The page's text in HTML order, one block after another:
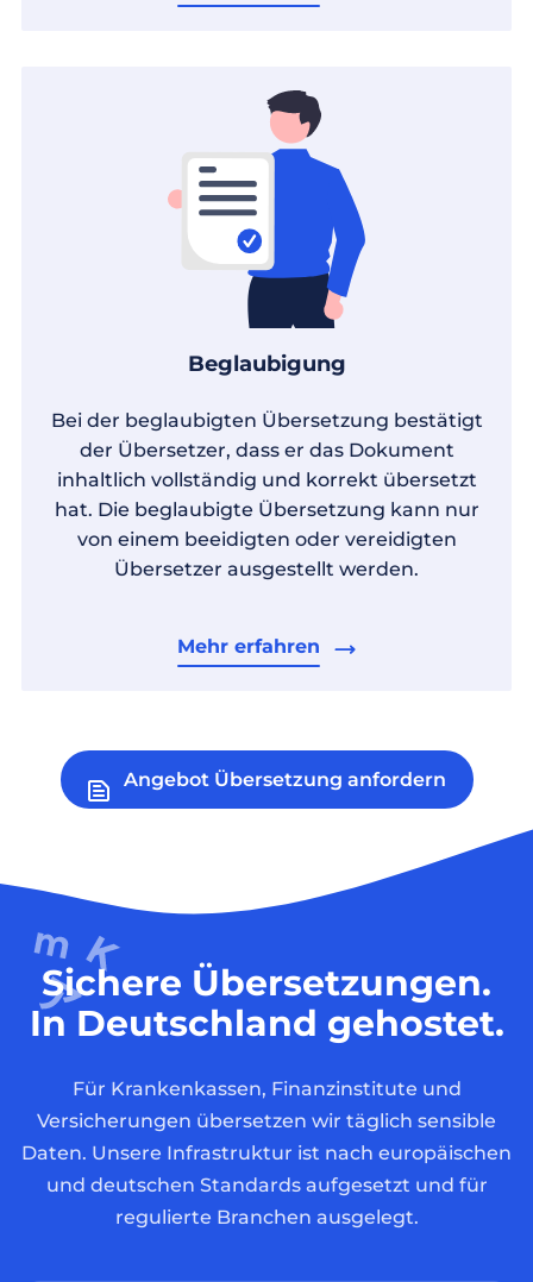
Beglaubigung
Bei der beglaubigten Übersetzung bestätigt
der Übersetzer, dass er das Dokument
inhaltlich vollständig und korrekt übersetzt
hat. Die beglaubigte Übersetzung kann nur
von einem beeidigten oder vereidigten
Übersetzer ausgestellt werden.
Mehr erfahren
Angebot Übersetzung anfordern
Sichere Übersetzungen.
In Deutschland gehostet.
Für Krankenkassen, Finanzinstitute und
Versicherungen übersetzen wir täglich sensible
Daten. Unsere Infrastruktur ist nach europäischen
und deutschen Standards aufgesetzt und für
regulierte Branchen ausgelegt.